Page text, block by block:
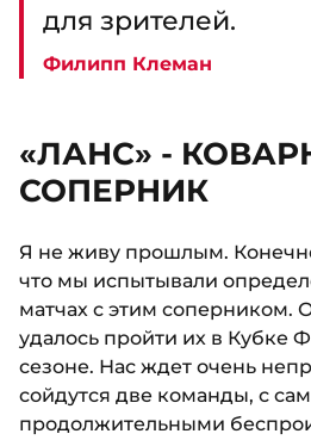
для зрителей.
Филипп Клеман
«ЛАНС» -
СОПЕРНИК
Я не живу прошлым.
что мы испытывали
матчах с этим соперником.
удалось пройти их в Кубке
сезоне. Нас ждет очень
сойдутся две команды, с
продолжительными